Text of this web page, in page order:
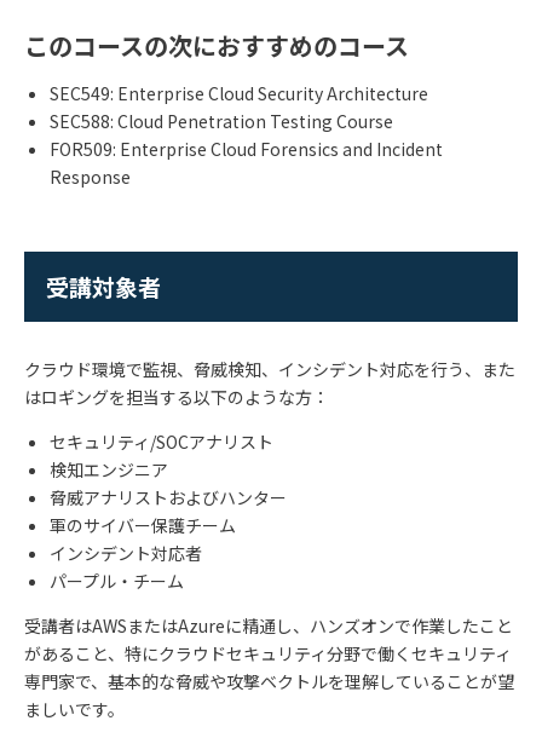
このコースの次におすすめのコース
SEC549: Enterprise Cloud Security Architecture
SEC588: Cloud Penetration Testing Course
FOR509: Enterprise Cloud Forensics and Incident
Response
受講対象者
クラウド環境で監視、脅威検知、インシデント対応を行う、また
はロギングを担当する以下のような方：
セキュリティ/SOCアナリスト
検知エンジニア
脅威アナリストおよびハンター
軍のサイバー保護チーム
インシデント対応者
パープル・チーム
受講者はAWSまたはAzureに精通し、ハンズオンで作業したこと
があること、特にクラウドセキュリティ分野で働くセキュリティ
専門家で、基本的な脅威や攻撃ベクトルを理解していることが望
ましいです。